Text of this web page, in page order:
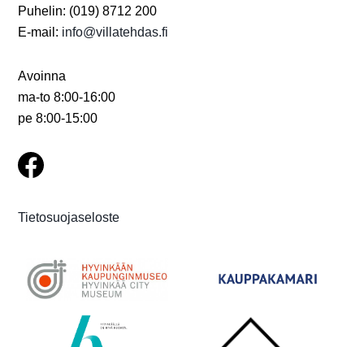
Puhelin: (019) 8712 200
E-mail: info@villatehdas.fi
Avoinna
ma-to 8:00-16:00
pe 8:00-15:00
Tietosuojaseloste